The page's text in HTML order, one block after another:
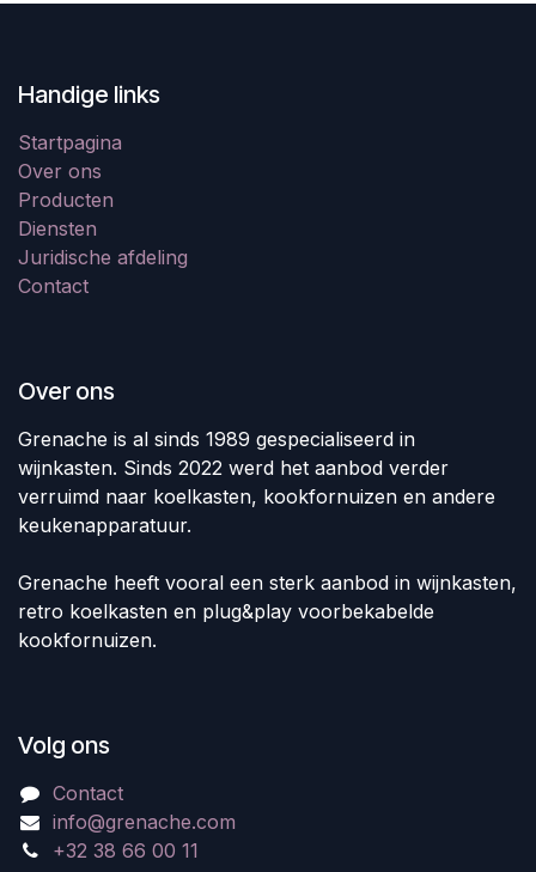
Handige links
Startpagina
Over ons
Producten
Diensten
Juridische afdeling
Contact
Over ons
Grenache is al sinds 1989 gespecialiseerd in
wijnkasten. Sinds 2022 werd het aanbod verder
verruimd naar koelkasten, kookfornuizen en andere
keukenapparatuur.
Grenache heeft vooral een sterk aanbod in wijnkasten,
retro koelkasten en plug&play voorbekabelde
kookfornuizen.
Volg ons
Contact
info@grenache.com
+32 38 66 00 11